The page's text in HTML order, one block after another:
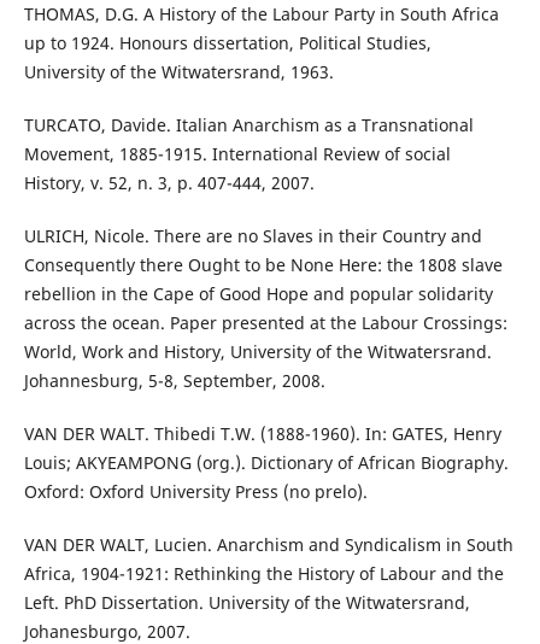
THOMAS, D.G. A History of the Labour Party in South Africa
up to 1924. Honours dissertation, Political Studies,
University of the Witwatersrand, 1963.
TURCATO, Davide. Italian Anarchism as a Transnational
Movement, 1885-1915. International Review of social
History, v. 52, n. 3, p. 407-444, 2007.
ULRICH, Nicole. There are no Slaves in their Country and
Consequently there Ought to be None Here: the 1808 slave
rebellion in the Cape of Good Hope and popular solidarity
across the ocean. Paper presented at the Labour Crossings:
World, Work and History, University of the Witwatersrand.
Johannesburg, 5-8, September, 2008.
VAN DER WALT. Thibedi T.W. (1888-1960). In: GATES, Henry
Louis; AKYEAMPONG (org.). Dictionary of African Biography.
Oxford: Oxford University Press (no prelo).
VAN DER WALT, Lucien. Anarchism and Syndicalism in South
Africa, 1904-1921: Rethinking the History of Labour and the
Left. PhD Dissertation. University of the Witwatersrand,
Johanesburgo, 2007.